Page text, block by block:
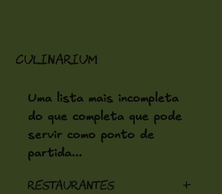
conteúdo
Culinarium
Uma lista mais incompleta
do que completa que pode
servir como ponto de
partida...
Restaurantes +